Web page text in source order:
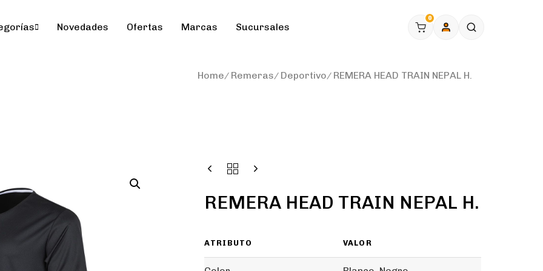
Novedades Ofertas Marcas Sucursales
0
Home Remeras Deportivo REMERA HEAD TRAIN NEPAL H.
REMERA HEAD TRAIN NEPAL H.
ATRIBUTO VALOR